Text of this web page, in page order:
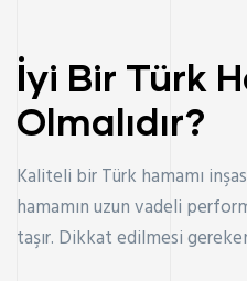
İyi Bir Türk
Olmalıdır?
Kaliteli bir Türk hamamı
hamamın uzun vadeli
taşır. Dikkat edilmesi